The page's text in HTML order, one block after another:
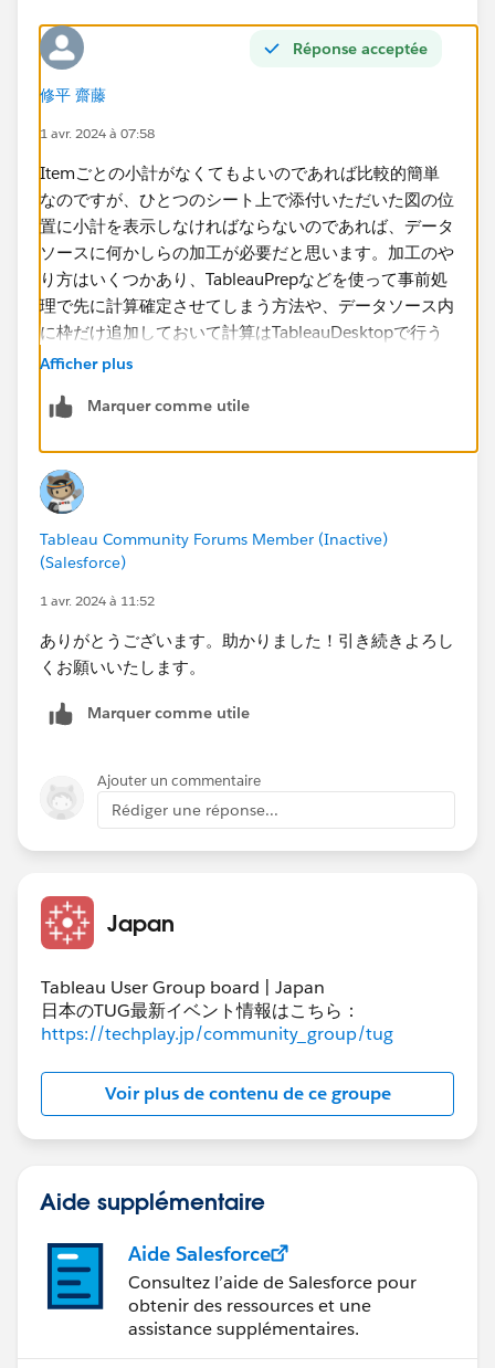
Réponse acceptée
修平 齋藤
1 avr. 2024 à 07:58
Itemごとの小計がなくてもよいのであれば比較的簡単
なのですが、ひとつのシート上で添付いただいた図の位
置に小計を表示しなければならないのであれば、データ
ソースに何かしらの加工が必要だと思います。加工のや
り方はいくつかあり、TableauPrepなどを使って事前処
理で先に計算確定させてしまう方法や、データソース内
に枠だけ追加しておいて計算はTableauDesktopで行う
方法などが考えられます。どういったアプローチを取る
で縦に並べるという方法もあります。単一シートに拘ら
ないならこれが一番簡単ですが、一方でCustomerが大
量にある場合は並べた2つのシート間でスクロールの同
期が取れないという欠点があります。
なお、小計が不要な場合はビュー上にItemの粒度をあ
ャーバリューとして並べてしまうのが簡単な方法になる
と思います。
Afficher plus
Marquer comme utile
Tableau Community Forums Member (Inactive)
(Salesforce)
1 avr. 2024 à 11:52
ありがとうございます。助かりました！引き続きよろし
くお願いいたします。
Marquer comme utile
Ajouter un commentaire
Rédiger une réponse...
Japan
Tableau User Group board | Japan
日本のTUG最新イベント情報はこちら：
https://techplay.jp/community_group/tug
Voir plus de contenu de ce groupe
Aide supplémentaire
Aide Salesforce
Consultez l’aide de Salesforce pour
obtenir des ressources et une
assistance supplémentaires.